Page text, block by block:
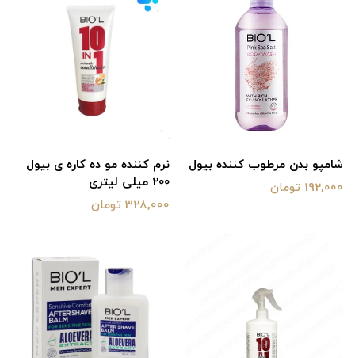
شامپو بدن مرطوب کننده بیول
192,000 تومان
نرم کننده مو ده کاره ی بیول
200 میلی لیتری
328,000 تومان